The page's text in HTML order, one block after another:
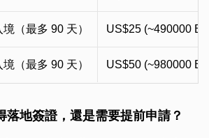
（最多 90 天） US$25 (~490000
（最多 90 天） US$50 (~980000
落地簽證，還是需要提前申請？